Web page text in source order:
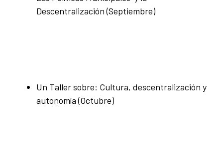
Descentralización (Septiembre)
Un Taller sobre: Cultura, descentralización y
autonomía (Octubre)